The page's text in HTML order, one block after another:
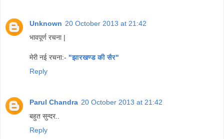
Unknown 20 October 2013 at 21:42
भावपूर्ण रचना |
मेरी नई रचना:- "झारखण्ड की सैर"
Reply
Parul Chandra 20 October 2013 at 21:42
बहुत सुन्दर..
Reply